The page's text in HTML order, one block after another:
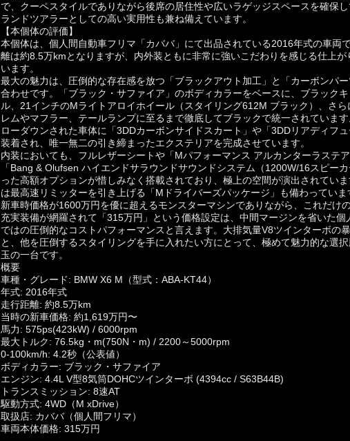
で、クーペスタイルでありながら後席の居住性や広いラゲッジスペースを確保
ランドツアラーとしての高い実用性も兼ね備えています。
​【本個体の評価】
本個体は、個人間自動車フリマ「カババ」にて出品されている2016年式の車両
離は約8.5万kmとなりますが、内外装ともに非常に強いこだわりを感じる仕上が
います。
最大の魅力は、圧倒的な存在感を放つ「ブラックアウト加工」と「カーボンパ
合わせです。「ブラック・サファイア」のボディカラーをベースに、ブラックキ
ル、21インチのMライトアロイホイール（スタイリング612M ブラック）、さら
レムやマフラー、テールランプに至るまで徹底してブラックで統一されています
ローダウンされた車体に「3DDカーボンサイドスカート」や「3DDリアディフ
装着され、唯一無二の引き締まったエクステリアを完成させています。
内装においても、フルレザーシートや「Mパフォーマンス アルカンターラステア
「Bang & Olufsen ハイエンドサラウンドサウンドシステム（1200W/16スピー
った高額オプションが惜しみなく搭載されており、極上の空間が演出されてい
は最高速リミッターを引き上げる「Mドライバーズパッケージ」も備わっていま
新車時価格が1600万円を優に超えるモンスターマシンでありながら、これだけ
充実装備が網羅されて「315万円」という価格設定は、中間マージンを省いた個
ではの圧倒的なコストパフォーマンスと言えます。大排気量V8ツインターボの
と、他を圧倒するスタイリングを手に入れたい方にとって、極めて魅力的な選
玉の一台です。
​概要
​車種・グレード: BMW X6 M（型式：ABA-KT44）
​年式: 2016年式
​走行距離: 約8.5万km
​当時の新車価格: 約1,619万円〜
​馬力: 575ps(423kW) / 6000rpm
​最大トルク: 76.5kg・m(750N・m) / 2200～5000rpm
​0-100km/h: 4.2秒（公表値）
​ボディカラー: ブラック・サファイア
​エンジン: 4.4L V型8気筒DOHCツインターボ (4394cc / S63B44B)
​トランスミッション: 8速AT
​駆動方式: 4WD（M xDrive）
​取扱店: カババ（個人間フリマ）
​車両本体価格: 315万円